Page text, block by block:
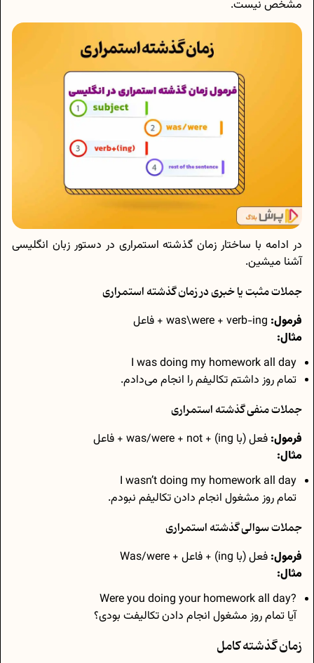
مشخص نیست.
در ادامه با ساختار زمان گذشته استمراری در دستور زبان انگلیسی
آشنا میشین.
جملات مثبت یا خبری در زمان گذشته استمراری
فرمول:
مثال:
I was doing my homework all day
تمام روز داشتم تکالیفم را انجام می‌دادم.
جملات منفی گذشته استمراری
فرمول: فعل (با ing) + was/were + not + فاعل
مثال:
I wasn’t doing my homework all day
تمام روز مشغول انجام دادن تکالیفم نبودم.
جملات سوالی گذشته استمراری
فرمول: فعل (با ing) + فاعل + Was/were
مثال:
?Were you doing your homework all day
آیا تمام روز مشغول انجام دادن تکالیفت بودی؟
زمان گذشته کامل